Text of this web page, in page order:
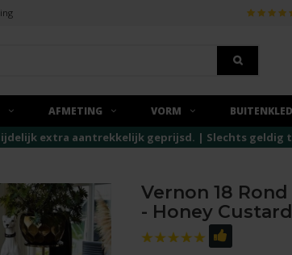
AFMETING VORM
extra aantrekkelijk geprijsd. | Slechts geldig
Vernon 18
- Honey Custard